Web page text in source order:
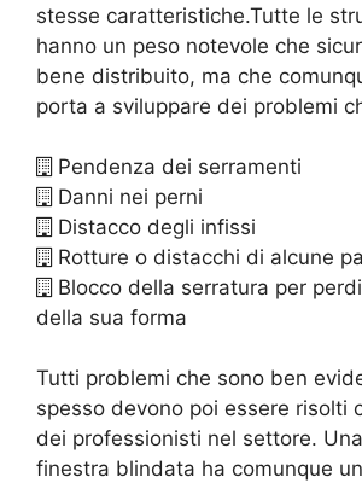
stesse caratteristiche.Tutte le
hanno un peso notevole che
bene distribuito, ma che
porta a sviluppare dei problemi
Pendenza dei serramenti
Danni nei perni
Distacco degli infissi
Rotture o distacchi di alcune
Blocco della serratura per
della sua forma
Tutti problemi che sono ben
spesso devono poi essere risolti
dei professionisti nel settore.
finestra blindata ha comunque